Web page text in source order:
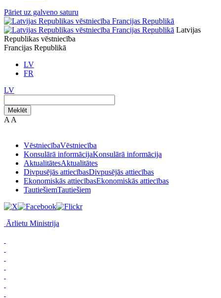
Pāriet uz galveno saturu
Latvijas
Republikas vēstniecība
Francijas Republikā
LV
FR
LV
Meklēt
A A
VēstniecībaVēstniecība
Konsulārā informācijaKonsulārā informācija
AktualitātesAktualitātes
Divpusējās attiecībasDivpusējās attiecības
Ekonomiskās attiecībasEkonomiskās attiecības
TautiešiemTautiešiem
Ārlietu Ministrija